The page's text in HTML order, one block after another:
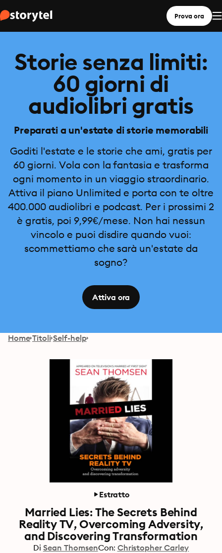
Prova ora
Storie senza limiti:
60 giorni di
audiolibri gratis
Preparati a un'estate di storie memorabili
Goditi l'estate e le storie che ami, gratis per
60 giorni. Vola con la fantasia e trasforma
ogni momento in un viaggio straordinario.
Attiva il piano Unlimited e porta con te oltre
400.000 audiolibri e podcast. Per i prossimi 2
è gratis, poi 9,99€/mese. Non hai nessun
vincolo e puoi disdire quando vuoi:
scommettiamo che sarà un'estate da
sogno?
Attiva ora
Home Titoli Self-help
Estratto
Married Lies: The Secrets Behind
Reality TV, Overcoming Adversity,
and Discovering Transformation
Di Sean ThomsenCon: Christopher Carley